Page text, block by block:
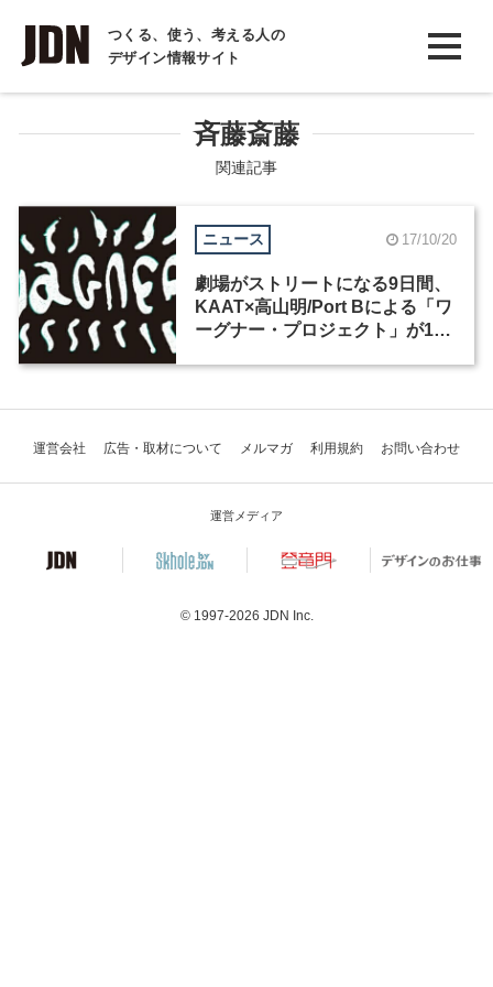
つくる、使う、考える人の
デザイン情報サイト
INTERVIEW
インタビュー
COLUMN
コラム
斉藤斎藤
関連記事
ニュース 17/10/20
劇場がストリートになる9日間、
KAAT×高山明/Port Bによる「ワ
ーグナー・プロジェクト」が10
運営会社 広告・取材について メルマガ 利用規約 お問い合わせ
運営メディア
© 1997-2026 JDN Inc.